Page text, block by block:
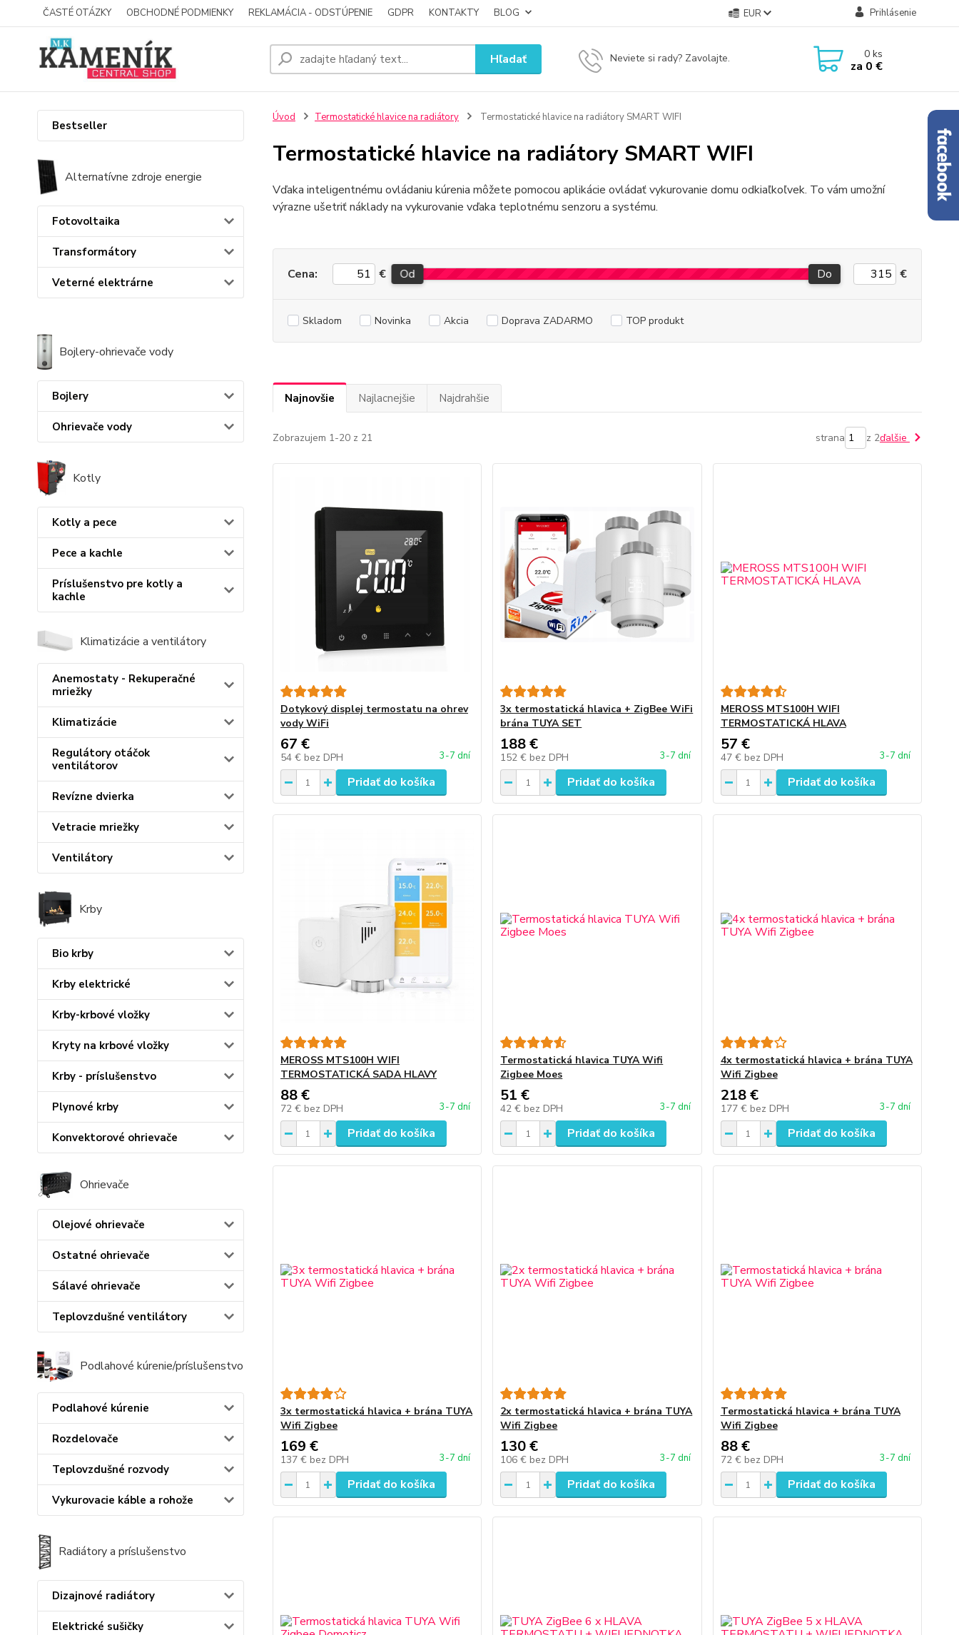
ČASTÉ OTÁZKY OBCHODNÉ PODMIENKY REKLAMÁCIA - ODSTÚPENIE GDPR KONTAKTY BLOG EUR Prihlásenie
Hľadať Neviete si rady? Zavolajte. 0ks
za 0 €
Bestseller
Alternatívne zdroje energie
Fotovoltaika
Transformátory
Veterné elektrárne
Bojlery-ohrievače vody
Bojlery
Ohrievače vody
Kotly
Kotly a pece
Pece a kachle
Príslušenstvo pre kotly a
kachle
Klimatizácie a ventilátory
Anemostaty - Rekuperačné
mriežky
Klimatizácie
Regulátory otáčok
ventilátorov
Revízne dvierka
Vetracie mriežky
Ventilátory
Krby
Bio krby
Krby elektrické
Krby-krbové vložky
Kryty na krbové vložky
Krby - príslušenstvo
Plynové krby
Konvektorové ohrievače
Ohrievače
Olejové ohrievače
Ostatné ohrievače
Sálavé ohrievače
Teplovzdušné ventilátory
Podlahové kúrenie/príslušenstvo
Podlahové kúrenie
Rozdelovače
Teplovzdušné rozvody
Vykurovacie káble a rohože
Radiátory a príslušenstvo
Dizajnové radiátory
Elektrické sušičky
Úvod Termostatické hlavice na radiátory Termostatické hlavice na radiátory SMART WIFI
Termostatické hlavice na radiátory SMART WIFI
Vďaka inteligentnému ovládaniu kúrenia môžete pomocou aplikácie ovládať vykurovanie domu odkiaľkoľvek. To vám umožní
výrazne ušetriť náklady na vykurovanie vďaka teplotnému senzoru a systému.
Cena: € Od Do €
Skladom Novinka Akcia Doprava ZADARMO TOP produkt
Najnovšie Najlacnejšie Najdrahšie
Zobrazujem 1-20 z 21 strana z 2ďalšie
Dotykový displej termostatu na ohrev
vody WiFi
67 €
54 € bez DPH 3-7 dní
Pridať do košíka
3x termostatická hlavica + ZigBee WiFi
brána TUYA SET
188 €
152 € bez DPH 3-7 dní
Pridať do košíka
MEROSS MTS100H WIFI
TERMOSTATICKÁ HLAVA
57 €
47 € bez DPH 3-7 dní
Pridať do košíka
MEROSS MTS100H WIFI
TERMOSTATICKÁ SADA HLAVY
88 €
72 € bez DPH 3-7 dní
Pridať do košíka
Termostatická hlavica TUYA Wifi
Zigbee Moes
51 €
42 € bez DPH 3-7 dní
Pridať do košíka
4x termostatická hlavica + brána TUYA
Wifi Zigbee
218 €
177 € bez DPH 3-7 dní
Pridať do košíka
3x termostatická hlavica + brána TUYA
Wifi Zigbee
169 €
137 € bez DPH 3-7 dní
Pridať do košíka
2x termostatická hlavica + brána TUYA
Wifi Zigbee
130 €
106 € bez DPH 3-7 dní
Pridať do košíka
Termostatická hlavica + brána TUYA
Wifi Zigbee
88 €
72 € bez DPH 3-7 dní
Pridať do košíka